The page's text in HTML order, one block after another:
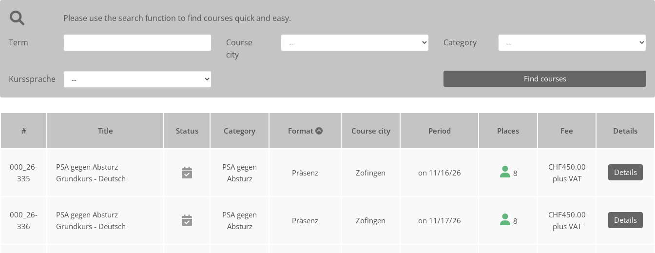
Please use the search function to find courses quick and easy.
Term
Course
city
Category
Kurssprache
# Title Status Category Format Course city Period Places Fee Details
000_26-
335
PSA gegen Absturz
Grundkurs - Deutsch
PSA gegen
Absturz
Präsenz Zofingen on 11/16/26 8
CHF450.00
plus VAT
Details
000_26-
336
PSA gegen Absturz
Grundkurs - Deutsch
PSA gegen
Absturz
Präsenz Zofingen on 11/17/26 8
CHF450.00
plus VAT
Details